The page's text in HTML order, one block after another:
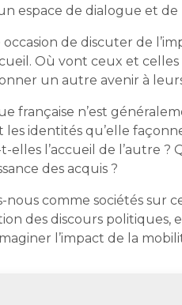
espace de dialogue et
occasion de discuter de
Où vont ceux et
un autre avenir à
française n’est
les identités qu’elle
elles l’accueil de l’autre
des acquis ?
nous comme sociétés sur
des discours
l’impact de la